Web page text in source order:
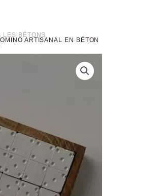
LES BÉTONS
ARTISANAL EN BÉTON